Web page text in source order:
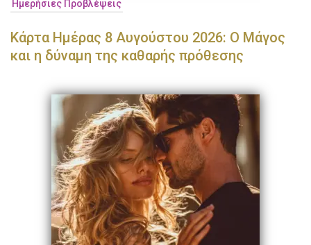
Ημερήσιες Προβλέψεις
Κάρτα Ημέρας 8 Αυγούστου 2026: Ο Μάγος
και η δύναμη της καθαρής πρόθεσης